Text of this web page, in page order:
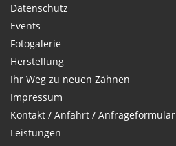
Datenschutz
Events
Fotogalerie
Herstellung
Ihr Weg zu neuen Zähnen
Impressum
Kontakt / Anfahrt / Anfrageformular
Leistungen